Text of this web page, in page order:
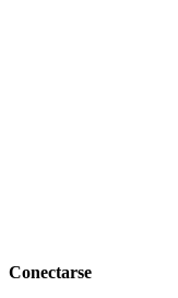
Conectarse